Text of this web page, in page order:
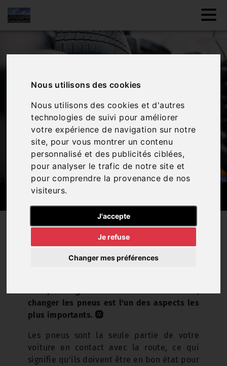
Nous utilisons des cookies
Nous utilisons des cookies et d'autres
technologies de suivi pour améliorer
votre expérience de navigation sur notre
site, pour vous montrer un contenu
personnalisé et des publicités ciblées,
pour analyser le trafic de notre site et
pour comprendre la provenance de nos
visiteurs.
J'accepte
Je refuse
Changer mes préférences
PNEUMATIQUE
Nos services Pneumatique
changer les pneus est l'un des aspects les
plus importants. 🛞
Les pneus sont la seule partie de votre
voiture en contact avec la route, ce qui
signifie qu'ils doivent être en bon état pour